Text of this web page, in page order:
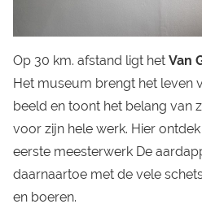
Op 30 km. afstand ligt het Van
Het museum brengt het leven
beeld en toont het belang van
voor zijn hele werk. Hier
eerste meesterwerk De
daarnaartoe met de vele
en boeren.